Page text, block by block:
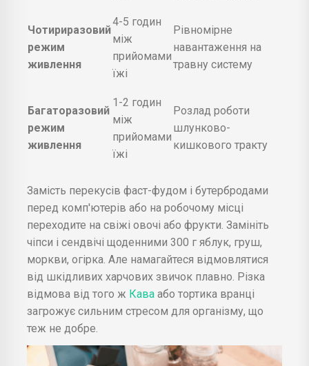
Чотириразовий
режим
живлення
4-5 годин
між
прийомами
їжі
Рівномірне
навантаження на
травну систему
Багаторазовий
режим
живлення
1-2 годин
між
прийомами
їжі
Розлад роботи
шлунково-
кишкового тракту
Замість перекусів фаст-фудом і бутербродами
перед комп'ютерів або на робочому місці
переходите на свіжі овочі або фрукти. Замініть
чіпси і сендвічі щоденними 300 г яблук, груш,
моркви, огірка. Але намагайтеся відмовлятися
від шкідливих харчових звичок плавно. Різка
відмова від того ж Кава або тортика вранці
загрожує сильним стресом для організму, що
теж не добре.